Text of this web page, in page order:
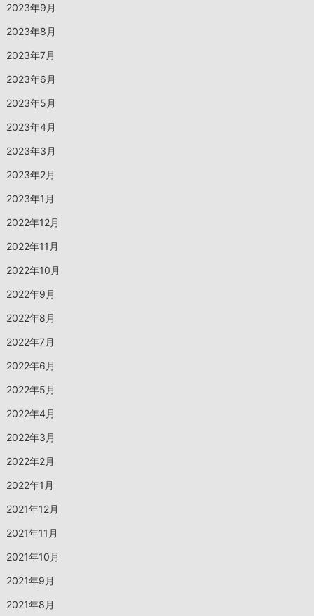
2023年9月
2023年8月
2023年7月
2023年6月
2023年5月
2023年4月
2023年3月
2023年2月
2023年1月
2022年12月
2022年11月
2022年10月
2022年9月
2022年8月
2022年7月
2022年6月
2022年5月
2022年4月
2022年3月
2022年2月
2022年1月
2021年12月
2021年11月
2021年10月
2021年9月
2021年8月